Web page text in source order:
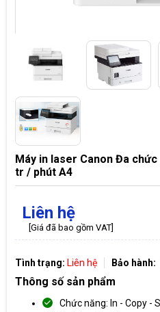
Máy in laser Canon Đa chức
tr / phút A4
Liên hệ
[Giá đã bao gồm VAT]
Tình trạng: Liên hệ Bảo hành:
Thông số sản phẩm
Chức năng: In - Copy -